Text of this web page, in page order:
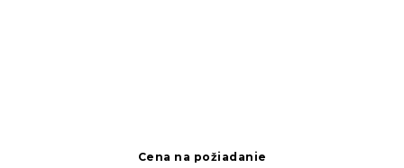
Cena na požiadanie